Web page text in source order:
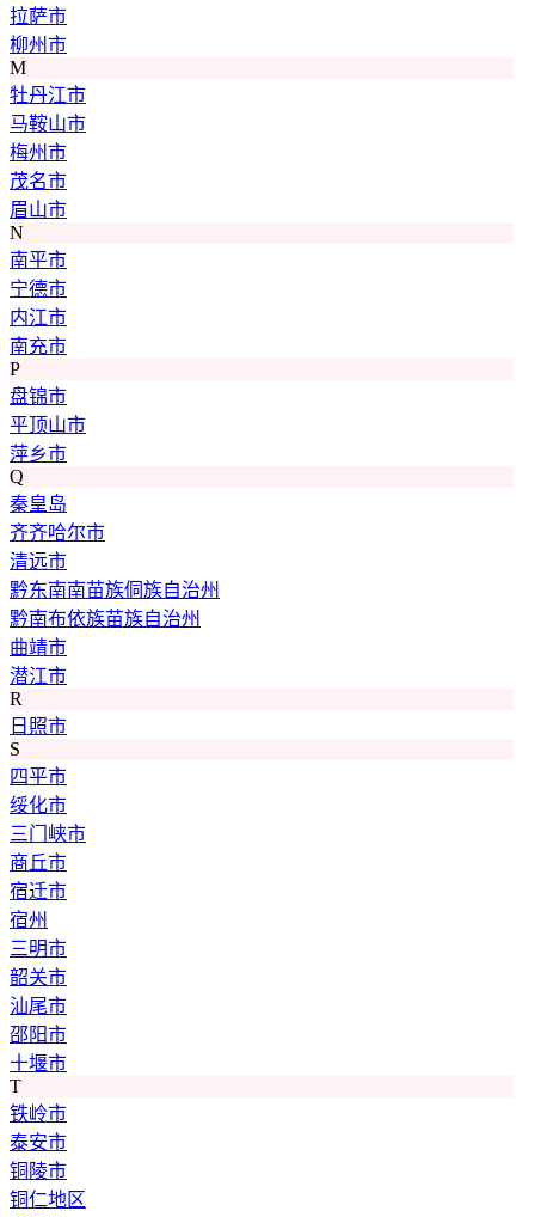
拉萨市
柳州市
M
牡丹江市
马鞍山市
梅州市
茂名市
眉山市
N
南平市
宁德市
内江市
南充市
P
盘锦市
平顶山市
萍乡市
Q
秦皇岛
齐齐哈尔市
清远市
黔东南南苗族侗族自治州
黔南布依族苗族自治州
曲靖市
潜江市
R
日照市
S
四平市
绥化市
三门峡市
商丘市
宿迁市
宿州
三明市
韶关市
汕尾市
邵阳市
十堰市
T
铁岭市
泰安市
铜陵市
铜仁地区